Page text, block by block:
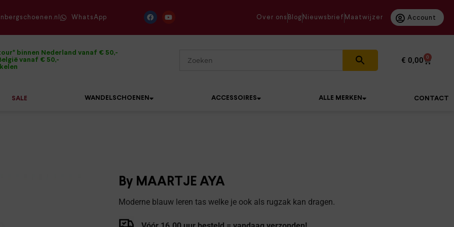
WhatsApp Over ons Blog Nieuwsbrief Maatwijzer Account
binnen Nederland vanaf € 50,-
vanaf € 50,-
€ 0,00 0
SALE WANDELSCHOENEN ACCESSOIRES ALLE MERKEN CONTACT
By MAARTJE AYA
Moderne blauw leren tas welke je ook als rugzak kan dragen.